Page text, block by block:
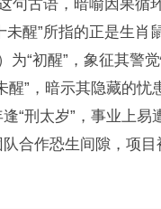
句古语，暗喻因果循
未醒”所指的正是生
为“初醒”，象征其警
醒”，暗示其隐藏的忧
“刑太岁”，事业上易
合作恐生间隙，项目